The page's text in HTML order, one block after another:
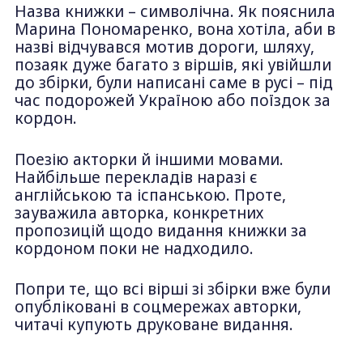
Назва книжки – символічна. Як пояснила
Марина Пономаренко, вона хотіла, аби в
назві відчувався мотив дороги, шляху,
позаяк дуже багато з віршів, які увійшли
до збірки, були написані саме в русі – під
час подорожей Україною або поїздок за
кордон.
Поезію акторки й іншими мовами.
Найбільше перекладів наразі є
англійською та іспанською. Проте,
зауважила авторка, конкретних
пропозицій щодо видання книжки за
кордоном поки не надходило.
Попри те, що всі вірші зі збірки вже були
опубліковані в соцмережах авторки,
читачі купують друковане видання.